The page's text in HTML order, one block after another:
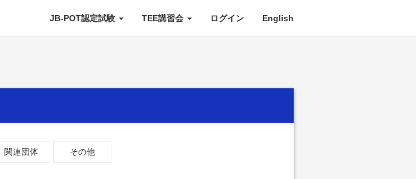
JB-POT認定試験 TEE講習会 ログイン English
関連団体 その他